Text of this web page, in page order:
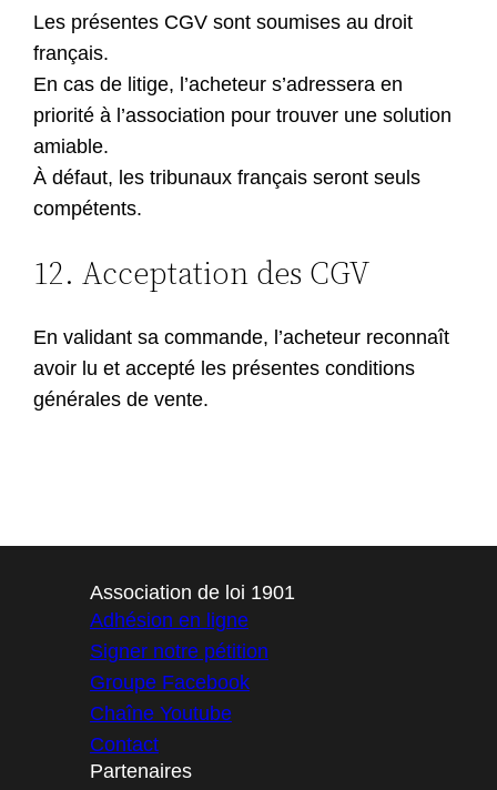
Les présentes CGV sont soumises au droit
français.
En cas de litige, l’acheteur s’adressera en
priorité à l’association pour trouver une solution
amiable.
À défaut, les tribunaux français seront seuls
compétents.
12. Acceptation des CGV
En validant sa commande, l’acheteur reconnaît
avoir lu et accepté les présentes conditions
générales de vente.
Association de loi 1901
Adhésion en ligne
Signer notre pétition
Groupe Facebook
Chaîne Youtube
Contact
Partenaires